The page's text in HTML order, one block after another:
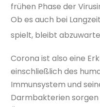
frühen Phase der
Ob es auch bei
spielt, bleibt
Corona ist also eine
einschließlich des
Immunsystem und
Darmbakterien